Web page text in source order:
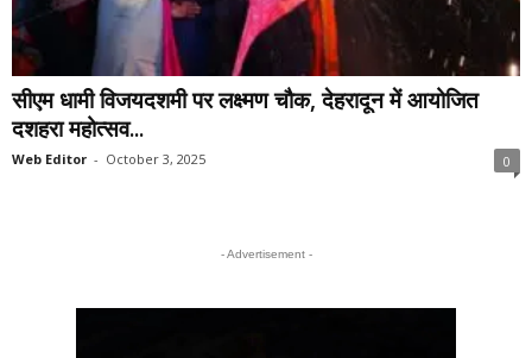
सीएम धामी विजयदशमी पर लक्ष्मण चौक, देहरादून में आयोजित
दशहरा महोत्सव...
Web Editor - October 3, 2025 0
- Advertisement -